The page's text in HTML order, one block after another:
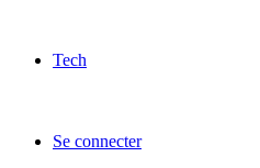
Tech
Se connecter